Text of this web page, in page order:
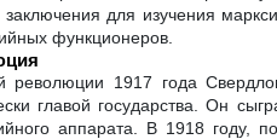
заключения для изучения
функционеров.
революции 1917 года
главой государства. Он
аппарата. В 1918 году,